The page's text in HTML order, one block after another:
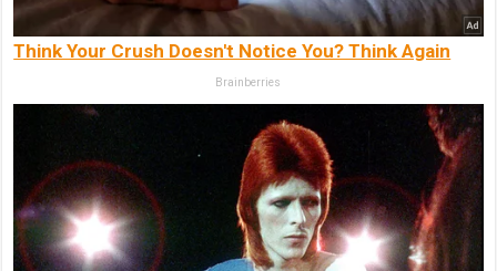
Think Your Crush Doesn't Notice You? Think Again
Brainberries